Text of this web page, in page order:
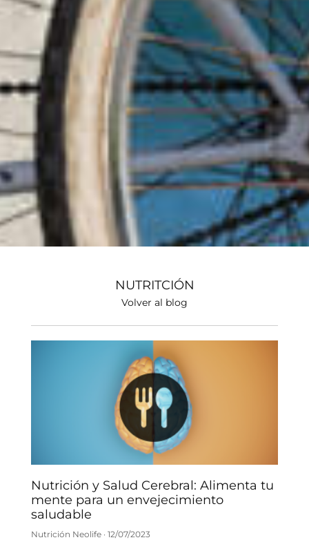
NUTRITCIÓN
Volver al blog
Nutrición y Salud Cerebral: Alimenta tu
mente para un envejecimiento
saludable
Nutrición Neolife 12/07/2023